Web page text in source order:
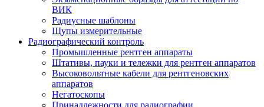
ВИК
Радиусные шаблоны
Щупы измерительные
Радиографический контроль
Промышленные рентген аппараты
Штативы, пауки и тележки для рентген аппаратов
Высоковольтные кабели для рентгеновских
аппаратов
Негатоскопы
Принадлежности для радиографии